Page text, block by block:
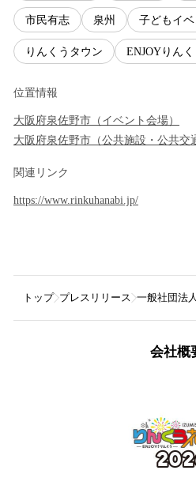
市民有志 泉州 子どもイベ
りんくうタウン ENJOYりんく
位置情報
大阪府泉佐野市 （ イベント会場）
大阪府泉佐野市 （公共施設・公共交
関連リンク
https://www.rinkuhanabi.jp/
トップ プレスリリース 一般社団法
会社概